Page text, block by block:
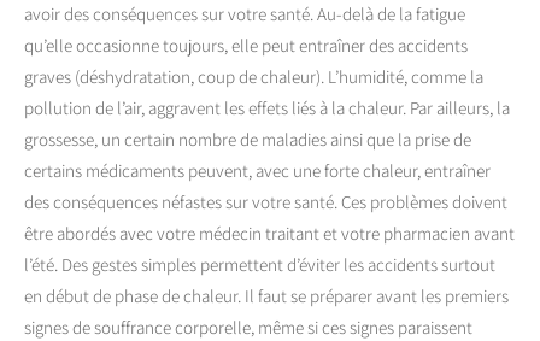
avoir des conséquences sur votre santé. Au-delà de la fatigue
qu’elle occasionne toujours, elle peut entraîner des accidents
graves (déshydratation, coup de chaleur). L’humidité, comme la
pollution de l’air, aggravent les effets liés à la chaleur. Par ailleurs, la
grossesse, un certain nombre de maladies ainsi que la prise de
certains médicaments peuvent, avec une forte chaleur, entraîner
des conséquences néfastes sur votre santé. Ces problèmes doivent
être abordés avec votre médecin traitant et votre pharmacien avant
l’été. Des gestes simples permettent d’éviter les accidents surtout
en début de phase de chaleur. Il faut se préparer avant les premiers
signes de souffrance corporelle, même si ces signes paraissent